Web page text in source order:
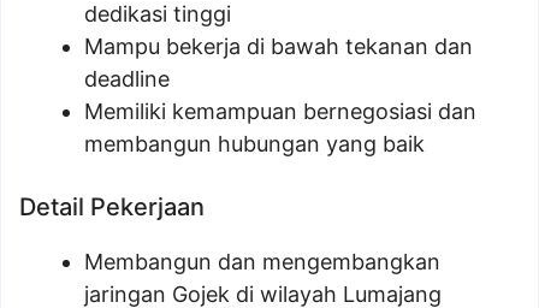
dedikasi tinggi
Mampu bekerja di bawah tekanan dan
deadline
Memiliki kemampuan bernegosiasi dan
membangun hubungan yang baik
Detail Pekerjaan
Membangun dan mengembangkan
jaringan Gojek di wilayah Lumajang